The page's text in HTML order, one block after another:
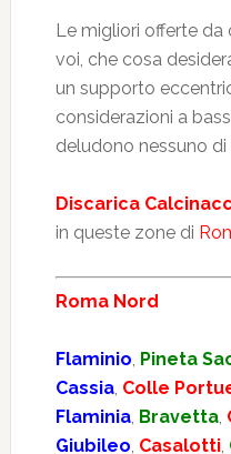
Le migliori offerte
voi, che cosa
un supporto
considerazioni a
deludono nessuno
Discarica
in queste zone di
Roma Nord
Flaminio, Pineta
Cassia, Colle
Flaminia, Bravetta,
Giubileo, Casalotti,